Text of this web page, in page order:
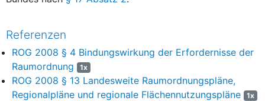
Referenzen
ROG 2008 § 4 Bindungswirkung der Erfordernisse der
Raumordnung
1x
ROG 2008 § 13 Landesweite Raumordnungspläne,
Regionalpläne und regionale Flächennutzungspläne
1x